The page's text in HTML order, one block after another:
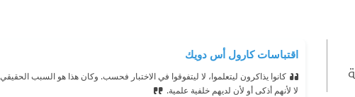
اقتباسات كارول أس دويك
كانوا يذاكرون ليتعلموا، لا ليتفوقوا في الاختبار فحسب. وكان هذا هو السبب
لا لأنهم أذكى أو لأن لديهم خلفیة علمية.